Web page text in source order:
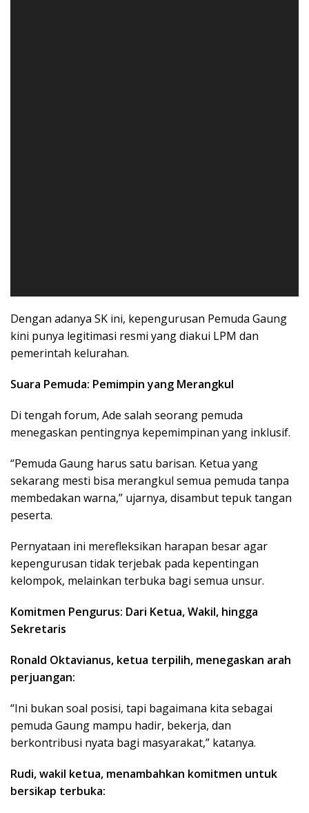
Dengan adanya SK ini, kepengurusan Pemuda Gaung
kini punya legitimasi resmi yang diakui LPM dan
pemerintah kelurahan.
Suara Pemuda: Pemimpin yang Merangkul
Di tengah forum, Ade salah seorang pemuda
menegaskan pentingnya kepemimpinan yang inklusif.
“Pemuda Gaung harus satu barisan. Ketua yang
sekarang mesti bisa merangkul semua pemuda tanpa
membedakan warna,” ujarnya, disambut tepuk tangan
peserta.
Pernyataan ini merefleksikan harapan besar agar
kepengurusan tidak terjebak pada kepentingan
kelompok, melainkan terbuka bagi semua unsur.
Komitmen Pengurus: Dari Ketua, Wakil, hingga
Sekretaris
Ronald Oktavianus, ketua terpilih, menegaskan arah
perjuangan:
“Ini bukan soal posisi, tapi bagaimana kita sebagai
pemuda Gaung mampu hadir, bekerja, dan
berkontribusi nyata bagi masyarakat,” katanya.
Rudi, wakil ketua, menambahkan komitmen untuk
bersikap terbuka: